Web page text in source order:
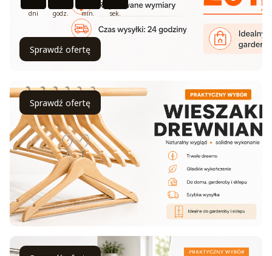
dni godz. min. sek.
Sprawdź ofertę
Sprawdź ofertę